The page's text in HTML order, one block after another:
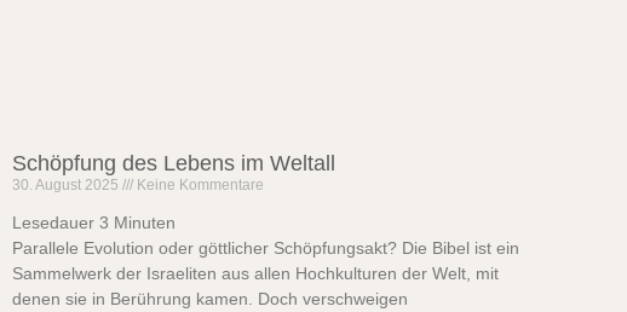
Schöpfung des Lebens im Weltall
30. August 2025 Keine Kommentare
Lesedauer 3 Minuten
Parallele Evolution oder göttlicher Schöpfungsakt? Die Bibel ist ein
Sammelwerk der Israeliten aus allen Hochkulturen der Welt, mit
denen sie in Berührung kamen. Doch verschweigen